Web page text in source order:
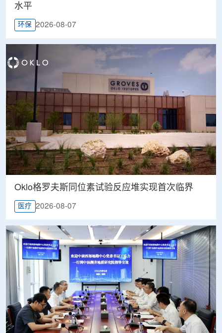
水平
环保 2026-08-07
Oklo格罗夫斯同位素试验反应堆实现首次临界
医疗 2026-08-07